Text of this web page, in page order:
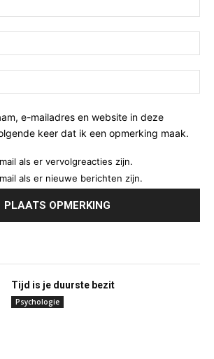
e-mailadres en website in deze
keer dat ik een opmerking maak.
als er vervolgreacties zijn.
als er nieuwe berichten zijn.
Tijd is je duurste bezit
Psychologie